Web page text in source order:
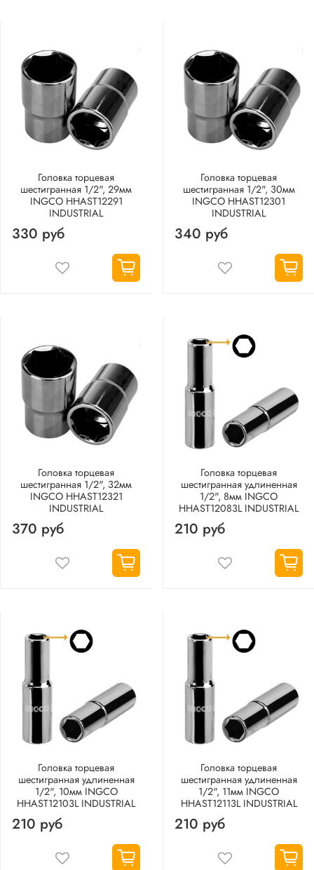
Головка торцевая
шестигранная 1/2", 29мм
INGCO HHAST12291
INDUSTRIAL
330 руб
Головка торцевая
шестигранная 1/2", 30мм
INGCO HHAST12301
INDUSTRIAL
340 руб
Головка торцевая
шестигранная 1/2", 32мм
INGCO HHAST12321
INDUSTRIAL
370 руб
Головка торцевая
шестигранная удлиненная
1/2", 8мм INGCO
HHAST12083L INDUSTRIAL
210 руб
Головка торцевая
шестигранная удлиненная
1/2", 10мм INGCO
HHAST12103L INDUSTRIAL
210 руб
Головка торцевая
шестигранная удлиненная
1/2", 11мм INGCO
HHAST12113L INDUSTRIAL
210 руб